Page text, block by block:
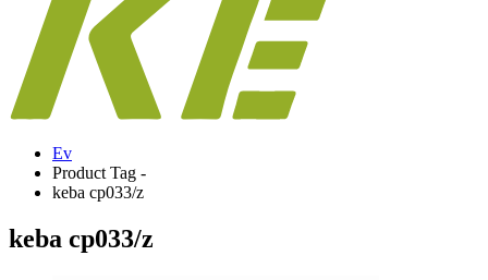
Ev
Product Tag -
keba cp033/z
keba cp033/z